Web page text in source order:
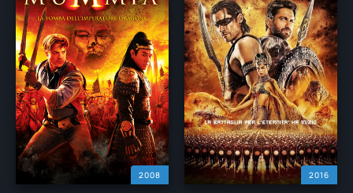
2008 2016